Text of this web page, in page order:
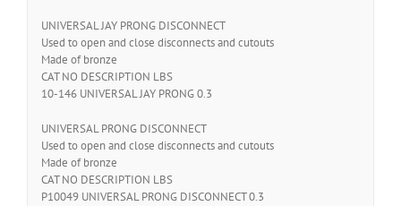
UNIVERSAL JAY PRONG DISCONNECT
Used to open and close disconnects and cutouts
Made of bronze
CAT NO DESCRIPTION LBS
10-146 UNIVERSAL JAY PRONG 0.3
UNIVERSAL PRONG DISCONNECT
Used to open and close disconnects and cutouts
Made of bronze
CAT NO DESCRIPTION LBS
P10049 UNIVERSAL PRONG DISCONNECT 0.3